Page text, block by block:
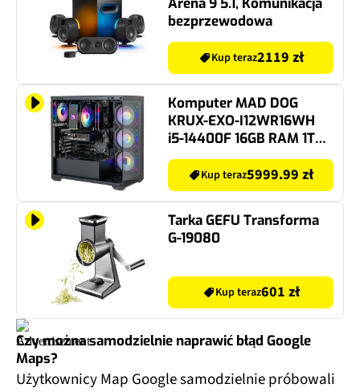
bezprzewodowa
Kup teraz2119 zł
Komputer MAD DOG
KRUX-EXO-I12WR16WH
i5-14400F 16GB RAM 1TB
SSD GeForce RTX5060
DLSS 4.5 Wi-Fi Windows
11 Home
Kup teraz5999.99 zł
Tarka GEFU Transforma
G-19080
Kup teraz601 zł
Czy można samodzielnie naprawić błąd Google
Maps?
Użytkownicy Map Google samodzielnie próbowali